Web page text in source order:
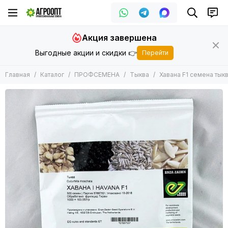
ПРОФСЕМЕНА
Горох
Дайкон
Зеленные
Кабачок
Кукуруза
Капуста
Морковь
Огурец
Патиссон
Выгодные акции и скидки 👉
Акция завершена
Перейти
Главная Каталог ПРОФСЕМЕНА Тыква Хавана F1 семена